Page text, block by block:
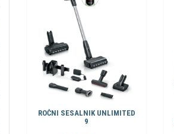
ROČNI SESALNIK UNLIMITED
9